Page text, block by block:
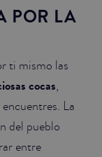
POR LA
ti mismo las
cocas,
La
del pueblo
entre